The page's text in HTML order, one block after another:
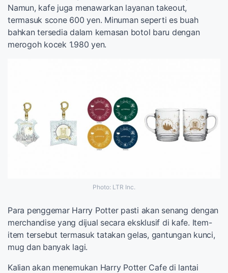
Namun, kafe juga menawarkan layanan takeout,
termasuk scone 600 yen. Minuman seperti es buah
bahkan tersedia dalam kemasan botol baru dengan
merogoh kocek 1.980 yen.
Photo: LTR Inc.
Para penggemar Harry Potter pasti akan senang dengan
merchandise yang dijual secara eksklusif di kafe. Item-
item tersebut termasuk tatakan gelas, gantungan kunci,
mug dan banyak lagi.
Kalian akan menemukan Harry Potter Cafe di lantai